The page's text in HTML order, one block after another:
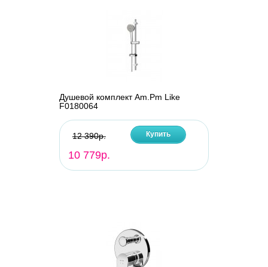
Душевой комплект Am.Pm Like
F0180064
12 390р.
10 779р.
Купить